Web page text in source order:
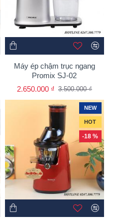
Máy ép chậm trục ngang
Promix SJ-02
2.650.000 ₫ 3.500.000 ₫
NEW
HOT
-18 %